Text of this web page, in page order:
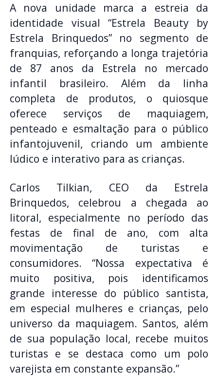
A nova unidade marca a estreia da
identidade visual “Estrela Beauty by
Estrela Brinquedos” no segmento de
franquias, reforçando a longa trajetória
de 87 anos da Estrela no mercado
infantil brasileiro. Além da linha
completa de produtos, o quiosque
oferece serviços de maquiagem,
penteado e esmaltação para o público
infantojuvenil, criando um ambiente
lúdico e interativo para as crianças.
Carlos Tilkian, CEO da Estrela
Brinquedos, celebrou a chegada ao
litoral, especialmente no período das
festas de final de ano, com alta
movimentação de turistas e
consumidores. “Nossa expectativa é
muito positiva, pois identificamos
grande interesse do público santista,
em especial mulheres e crianças, pelo
universo da maquiagem. Santos, além
de sua população local, recebe muitos
turistas e se destaca como um polo
varejista em constante expansão.”